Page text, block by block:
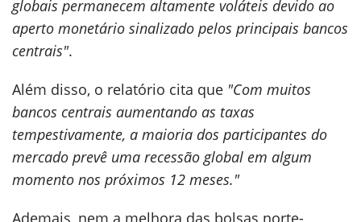
globais permanecem altamente voláteis devido ao
aperto monetário sinalizado pelos principais bancos
centrais".
Além disso, o relatório cita que "Com muitos
bancos centrais aumentando as taxas
tempestivamente, a maioria dos participantes do
mercado prevê uma recessão global em algum
momento nos próximos 12 meses."
Ademais, nem a melhora das bolsas norte-